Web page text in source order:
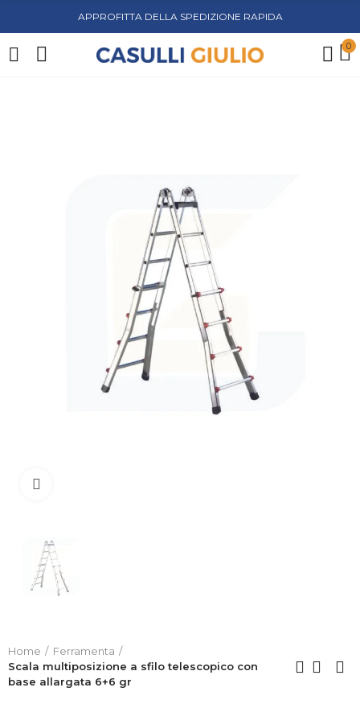
APPROFITTA DELLA SPEDIZIONE RAPIDA
0
Home
Ferramenta
Scala multiposizione a sfilo telescopico con
base allargata 6+6 gr